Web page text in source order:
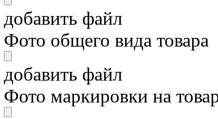
добавить файл
Фото общего вида товара
добавить файл
Фото маркировки на